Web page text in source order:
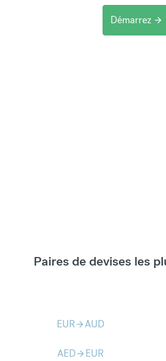
Démarrez arrow_forward
Paires de devises les
EURarrow_forwardAUD
AEDarrow_forward EUR